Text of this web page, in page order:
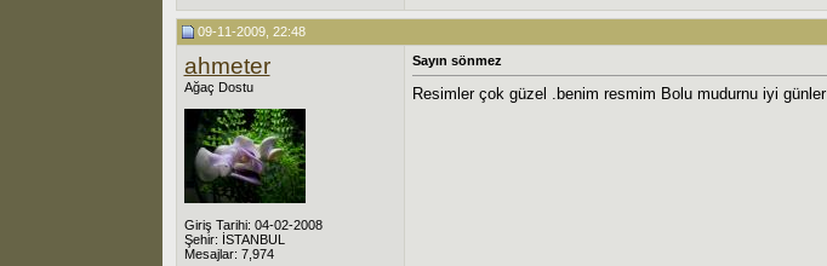
09-11-2009, 22:48
ahmeter
Ağaç Dostu
Giriş Tarihi: 04-02-2008
Şehir: İSTANBUL
Mesajlar: 7,974
Sayın sönmez
Resimler çok güzel .benim resmim Bolu mudurnu iyi günler